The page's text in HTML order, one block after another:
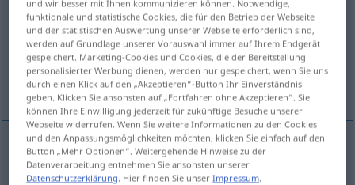
Übersicht aller Übersetzungen
(Für mehr Details die Übersetzung anklicken/antippen)
facture
facturef Faktura HANDEL
und wir besser mit Ihnen kommunizieren können. Notwendige,
funktionale und statistische Cookies, die für den Betrieb der Webseite
und der statistischen Auswertung unserer Webseite erforderlich sind,
werden auf Grundlage unserer Vorauswahl immer auf Ihrem Endgerät
gespeichert. Marketing-Cookies und Cookies, die der Bereitstellung
personalisierter Werbung dienen, werden nur gespeichert, wenn Sie uns
durch einen Klick auf den „Akzeptieren“-Button Ihr Einverständnis
geben. Klicken Sie ansonsten auf „Fortfahren ohne Akzeptieren“. Sie
können Ihre Einwilligung jederzeit für zukünftige Besuche unserer
Webseite widerrufen. Wenn Sie weitere Informationen zu den Cookies
und den Anpassungsmöglichkeiten möchten, klicken Sie einfach auf den
Button „Mehr Optionen“. Weitergehende Hinweise zu der
Datenverarbeitung entnehmen Sie ansonsten unserer
Datenschutzerklärung. Hier finden Sie unserImpressum.